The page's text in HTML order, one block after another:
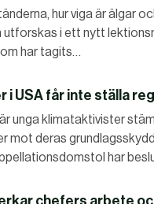
hur viga är älgar
utforskas i ett nytt
har tagits…
i USA får inte ställa
unga klimataktivister
mot deras
har